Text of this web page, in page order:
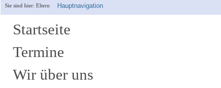
Sie sind hier: Eltern Hauptnavigation
Startseite
Termine
Wir über uns